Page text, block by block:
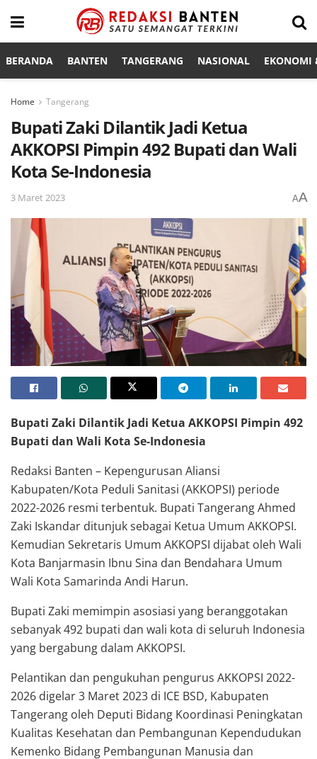
BERANDA BANTEN TANGERANG NASIONAL EKONOMI
Home Tangerang
Bupati Zaki Dilantik Jadi Ketua
AKKOPSI Pimpin 492 Bupati dan Wali
Kota Se-Indonesia
3 Maret 2023 AA
Bupati Ahmed Zaki Iskandar dilantik menjadi Ketua AKKOPSI
Bupati Zaki Dilantik Jadi Ketua AKKOPSI Pimpin 492
Bupati dan Wali Kota Se-Indonesia
Redaksi Banten – Kepengurusan Aliansi
Kabupaten/Kota Peduli Sanitasi (AKKOPSI) periode
2022-2026 resmi terbentuk. Bupati Tangerang Ahmed
Zaki Iskandar ditunjuk sebagai Ketua Umum AKKOPSI.
Kemudian Sekretaris Umum AKKOPSI dijabat oleh Wali
Kota Banjarmasin Ibnu Sina dan Bendahara Umum
Wali Kota Samarinda Andi Harun.
Bupati Zaki memimpin asosiasi yang beranggotakan
sebanyak 492 bupati dan wali kota di seluruh Indonesia
yang bergabung dalam AKKOPSI.
Pelantikan dan pengukuhan pengurus AKKOPSI 2022-
2026 digelar 3 Maret 2023 di ICE BSD, Kabupaten
Tangerang oleh Deputi Bidang Koordinasi Peningkatan
Kualitas Kesehatan dan Pembangunan Kependudukan
Kemenko Bidang Pembangunan Manusia dan